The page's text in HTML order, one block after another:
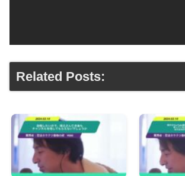
Related Posts: